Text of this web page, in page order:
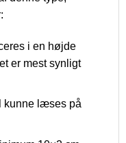
i en højde
er mest synligt
kunne læses på